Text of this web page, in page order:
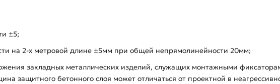
±5;
на 2-х метровой длине ±5мм при общей непрямолинейности 20мм;
закладных металлических изделий, служащих монтажными
защитного бетонного слоя может отличаться от проектной в